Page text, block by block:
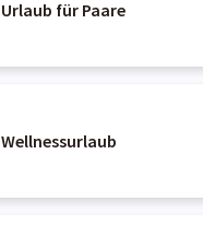
Urlaub für Paare
Wellnessurlaub